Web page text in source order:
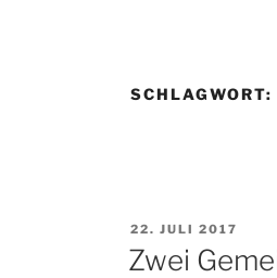
SCHLAGWORT:
VERÖFFENTLICHT
AM
22. JULI 2017
Zwei